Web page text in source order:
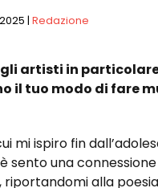
| Redazione
artisti in
il tuo modo di fare
mi ispiro fin
sento una
riportandomi alla